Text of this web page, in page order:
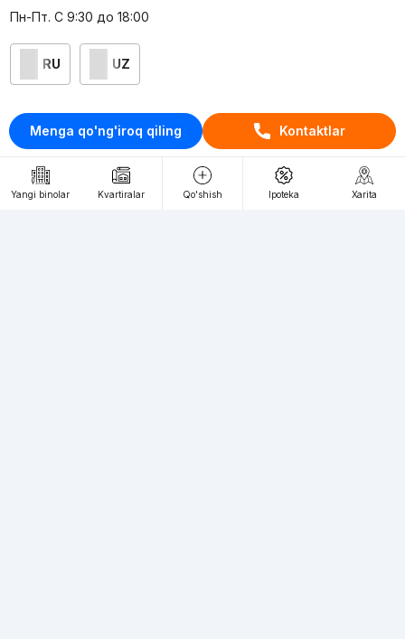
Menga qo'ng'iroq qiling Kontaktlar
Yangi binolar Kvartiralar Qo'shish Ipoteka Xarita
Пн-Пт. С 9:30 до 18:00
RU UZ
Kontaktlar
loyiha haqida
Webnow © loyihasi